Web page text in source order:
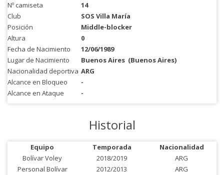
Nº camiseta
14
Club
SOS Villa María
Posición
Middle-blocker
Altura
0
Fecha de Nacimiento
12/06/1989
Lugar de Nacimiento
Buenos Aires (Buenos Aires)
Nacionalidad deportiva ARG
Alcance en Bloqueo
-
Alcance en Ataque
-
Historial
Equipo Temporada
Nacionalidad
Bolívar Voley
2018/2019
ARG
Personal Bolívar
2012/2013
ARG